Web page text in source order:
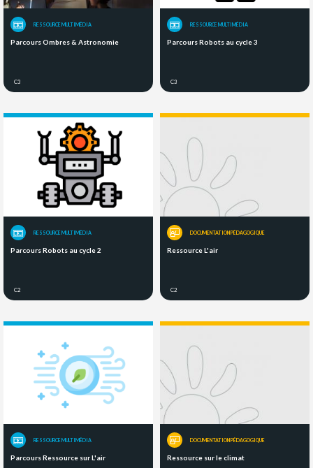
RESSOURCE MULTIMÉDIA
Parcours Ombres & Astronomie
C3
RESSOURCE MULTIMÉDIA
Parcours Robots au cycle 3
C3
RESSOURCE MULTIMÉDIA
Parcours Robots au cycle 2
C2
DOCUMENTATION PÉDAGOGIQUE
Ressource L'air
C2
RESSOURCE MULTIMÉDIA
Parcours Ressource sur L'air
DOCUMENTATION PÉDAGOGIQUE
Ressource sur le climat